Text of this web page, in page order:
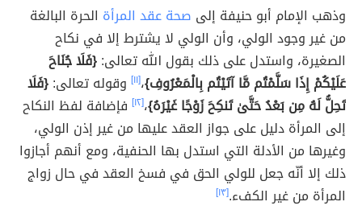
وذهب الإمام أبو حنيفة إلى صحة عقد المرأة الحرة البالغة
من غير وجود الولي، وأن الولي لا يشترط إلا في نكاح
الصغيرة، واستدل على ذلك بقول الله تعالى:{فَلَا جُنَاحَ
عَلَيْكُمْ إِذَا سَلَّمْتُم مَّا آتَيْتُم بِالْمَعْرُوفِ}،[١١] وقوله تعالى:{فَلَا
تَحِلُّ لَهُ مِن بَعْدُ حَتَّىٰ تَنكِحَ زَوْجًا غَيْرَهُ}،[١٢]
فإضافة لفظ النكاح
إلى المرأة دليل على جواز العقد عليها من غير إذن الولي،
وغيرها من الأدلة التي استدل بها الحنفية، ومع أنهم أجازوا
ذلك إلا أنّه جعل للولي الحق في فسخ العقد في حال زواج
المرأة من غير الكفء.[١٣]